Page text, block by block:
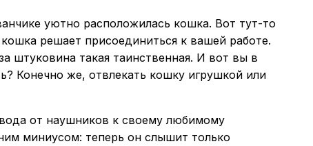
уютно расположилась кошка. Вот тут-то
решает присоединиться к вашей работе.
штуковина такая таинственная. И вот вы в
Конечно же, отвлекать кошку игрушкой или
от наушников к своему любимому
миниусом: теперь он слышит только